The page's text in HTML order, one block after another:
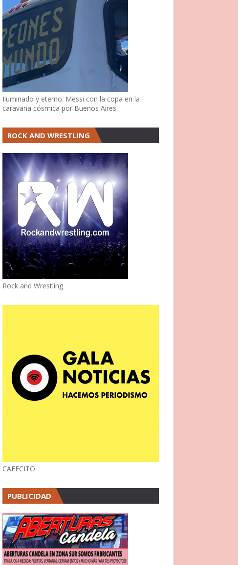
Iluminado y eterno. Messi con la copa en la
caravana cósmica por Buenos Aires
ROCK AND WRESTLING
Rock and Wrestling
CAFECITO
PUBLICIDAD